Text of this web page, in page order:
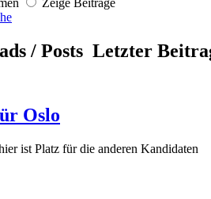
Zeige Beiträge
/ Posts Letzter
Oslo
ist Platz für die anderen Kandidaten